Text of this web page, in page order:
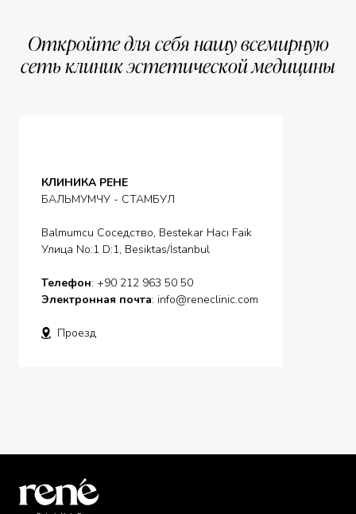
Откройте для себя нашу всемирную
сеть клиник эстетической медицины
КЛИНИКА РЕНЕ
БАЛЬМУМЧУ - СТАМБУЛ
Balmumcu Соседство, Bestekar Hacı Faik
Улица No:1 D:1, Besiktas/İstanbul
Телефон: +90 212 963 50 50
Электронная почта: info@reneclinic.com
Проезд